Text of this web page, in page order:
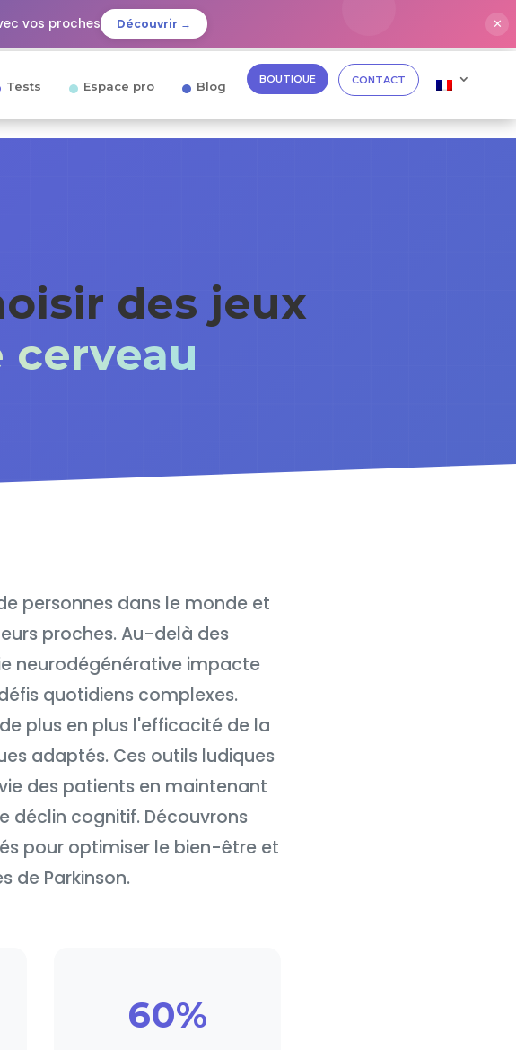
vos proches Découvrir → ✕
Tests Espace pro Blog BOUTIQUE CONTACT
des jeux
personnes dans le monde et
proches. Au-delà des
neurodégénérative impacte
quotidiens complexes.
plus en plus l'efficacité de la
adaptés. Ces outils ludiques
des patients en maintenant
déclin cognitif. Découvrons
pour optimiser le bien-être et
de Parkinson.
60%